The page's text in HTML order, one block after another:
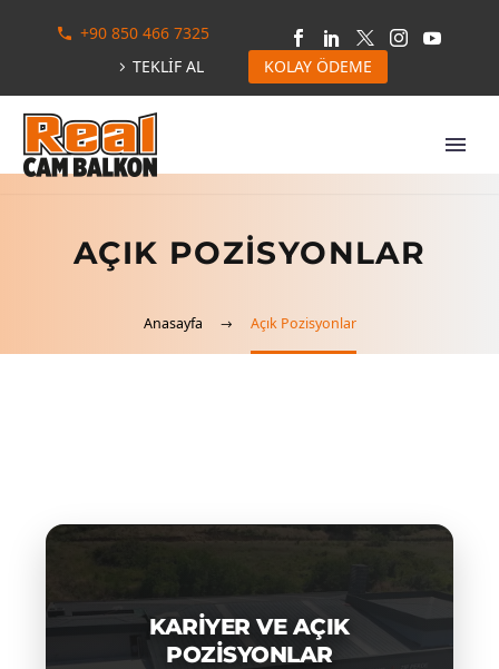
+90 850 466 7325
TEKLİF AL
KOLAY ÖDEME
AÇIK POZISYONLAR
Anasayfa Açık Pozisyonlar
KARIYER VE AÇIK
POZISYONLAR